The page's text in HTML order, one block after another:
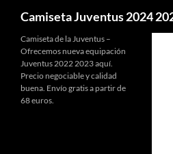
Camiseta Juventus 2024
Camiseta de la Juventus –
Ofrecemos nueva equipación
Juventus 2022 2023 aquí.
Precio negociable y calidad
buena. Envío gratis a partir de
68 euros.